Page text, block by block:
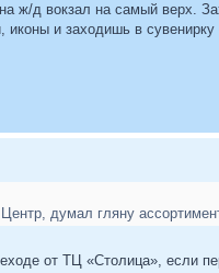
ж/д вокзал на самый верх.
и заходишь в сувенирку
думал гляну
от ТЦ «Столица», если